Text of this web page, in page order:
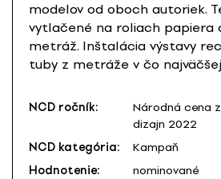
modelov od oboch autoriek.
vytlačené na roliach papiera
metráž. Inštalácia výstavy
tuby z metráže v čo
NCD ročník:
Národná cena
dizajn 2022
NCD kategória:
Kampaň
Hodnotenie:
nominované